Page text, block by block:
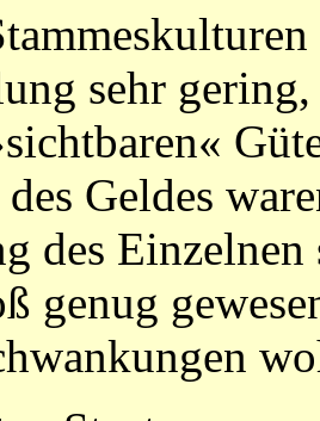
sehr
Geldes
des
genug